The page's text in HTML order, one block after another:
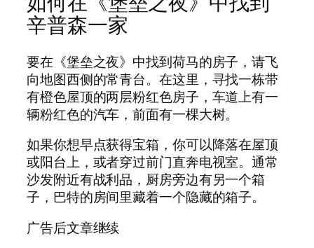
辛普森一家
要在《堡垒之夜》中找到荷马的房子，请飞
向地图西侧的常青台。在这里，寻找一栋带
有橙色屋顶的两层粉红色房子，车道上有一
辆粉红色的汽车，前面有一棵大树。
如果你想早点获得宝箱，你可以降落在屋顶
或阳台上，或者穿过前门直奔电视室。通常
沙发附近有战利品，厨房旁边有另一个箱
子，巴特的房间里藏着一个隐藏的箱子。
广告后文章继续